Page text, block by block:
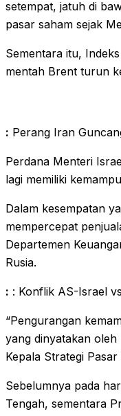
setempat, jatuh di
pasar saham sejak
Sementara itu,
mentah Brent turun
: Perang Iran
Perdana Menteri
lagi memiliki
Dalam kesempatan
mempercepat
Departemen
Rusia.
: : Konflik AS-Israel
“Pengurangan
yang dinyatakan oleh
Kepala Strategi
Sebelumnya pada
Tengah, sementara